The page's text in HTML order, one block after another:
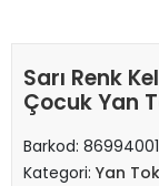
Sarı Renk
Çocuk Yan
Barkod:
Kategori: Yan